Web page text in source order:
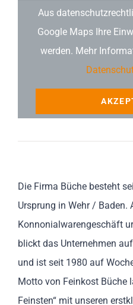
Aus
Google Maps Ihre
werden. Mehr
Die Firma Büche besteht
Ursprung in Wehr / Baden.
Konnonialwarengeschäft
blickt das Unternehmen
und ist seit 1980 auf
Motto von Feinkost Büche
Feinsten“ mit unseren